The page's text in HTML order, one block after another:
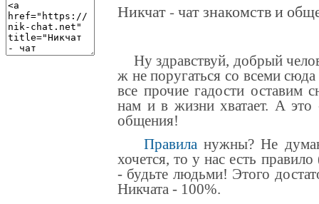
Никчат - чат знакомств и
Ну здравствуй, добрый
ж не поругаться со всеми
все прочие гадости оставим
нам и в жизни хватает. А
общения!
Правила нужны? Не
хочется, то у нас есть
- будьте людьми! Этого
Никчата - 100%.